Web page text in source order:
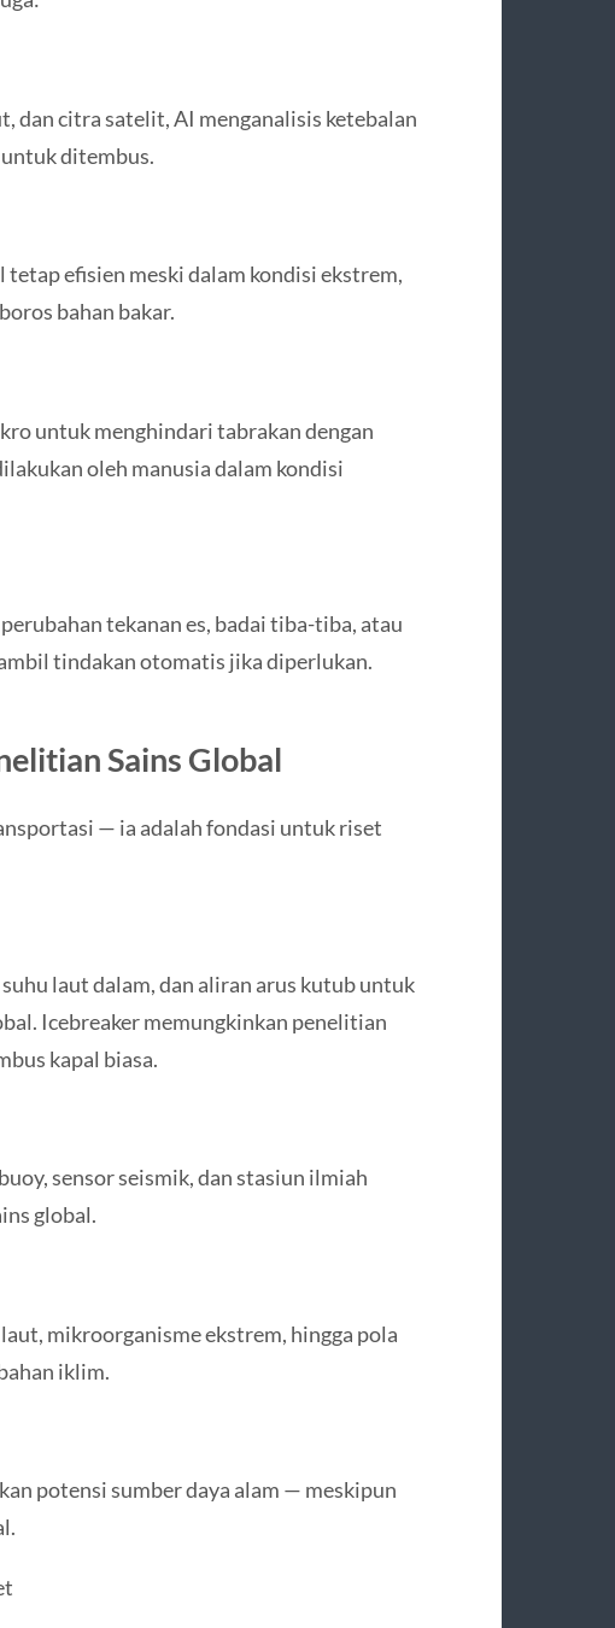
dan citra satelit, AI menganalisis ketebalan
ditembus.
efisien meski dalam kondisi ekstrem,
bahan bakar.
untuk menghindari tabrakan dengan
oleh manusia dalam kondisi
tekanan es, badai tiba-tiba, atau
tindakan otomatis jika diperlukan.
Sains Global
— ia adalah fondasi untuk riset
laut dalam, dan aliran arus kutub untuk
Icebreaker memungkinkan penelitian
kapal biasa.
sensor seismik, dan stasiun ilmiah
global.
mikroorganisme ekstrem, hingga pola
iklim.
potensi sumber daya alam — meskipun